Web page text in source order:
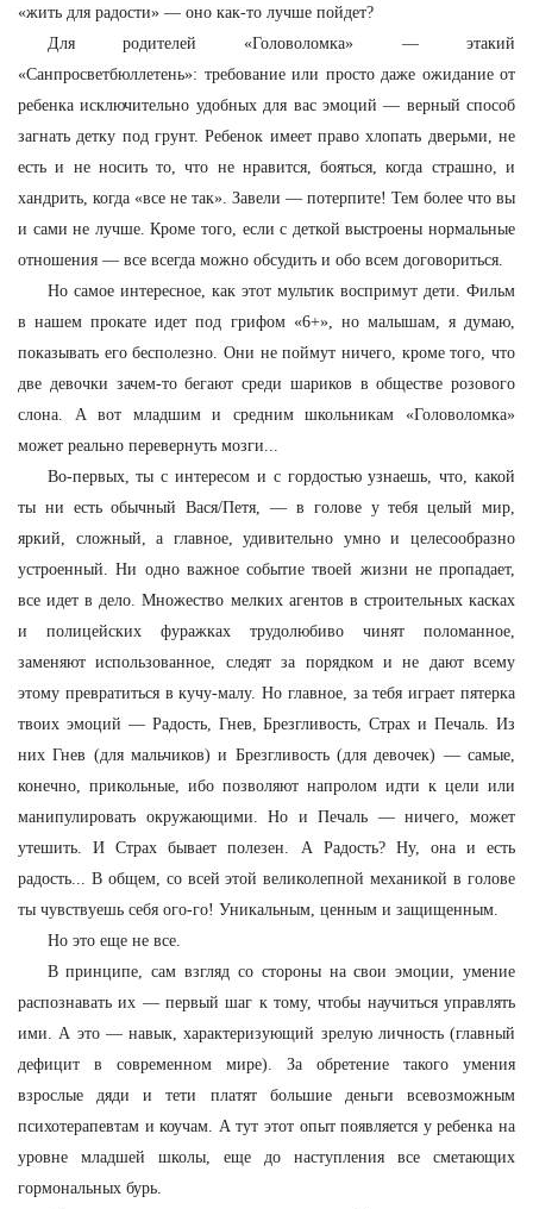
«жить для радости» — оно как-то лучше пойдет?
Для родителей «Головоломка» — этакий
«Санпросветбюллетень»: требование или просто даже ожидание от
ребенка исключительно удобных для вас эмоций — верный способ
загнать детку под грунт. Ребенок имеет право хлопать дверьми, не
есть и не носить то, что не нравится, бояться, когда страшно, и
хандрить, когда «все не так». Завели — потерпите! Тем более что вы
и сами не лучше. Кроме того, если с деткой выстроены нормальные
отношения — все всегда можно обсудить и обо всем договориться.
Но самое интересное, как этот мультик воспримут дети. Фильм
в нашем прокате идет под грифом «6+», но малышам, я думаю,
показывать его бесполезно. Они не поймут ничего, кроме того, что
две девочки зачем-то бегают среди шариков в обществе розового
слона. А вот младшим и средним школьникам «Головоломка»
может реально перевернуть мозги...
Во-первых, ты с интересом и с гордостью узнаешь, что, какой
ты ни есть обычный Вася/Петя, — в голове у тебя целый мир,
яркий, сложный, а главное, удивительно умно и целесообразно
устроенный. Ни одно важное событие твоей жизни не пропадает,
все идет в дело. Множество мелких агентов в строительных касках
и полицейских фуражках трудолюбиво чинят поломанное,
заменяют использованное, следят за порядком и не дают всему
этому превратиться в кучу-малу. Но главное, за тебя играет пятерка
твоих эмоций — Радость, Гнев, Брезгливость, Страх и Печаль. Из
них Гнев (для мальчиков) и Брезгливость (для девочек) — самые,
конечно, прикольные, ибо позволяют напролом идти к цели или
манипулировать окружающими. Но и Печаль — ничего, может
утешить. И Страх бывает полезен. А Радость? Ну, она и есть
радость... В общем, со всей этой великолепной механикой в голове
ты чувствуешь себя ого-го! Уникальным, ценным и защищенным.
Но это еще не все.
В принципе, сам взгляд со стороны на свои эмоции, умение
распознавать их — первый шаг к тому, чтобы научиться управлять
ими. А это — навык, характеризующий зрелую личность (главный
дефицит в современном мире). За обретение такого умения
взрослые дяди и тети платят большие деньги всевозможным
психотерапевтам и коучам. А тут этот опыт появляется у ребенка на
уровне младшей школы, еще до наступления все сметающих
гормональных бурь.